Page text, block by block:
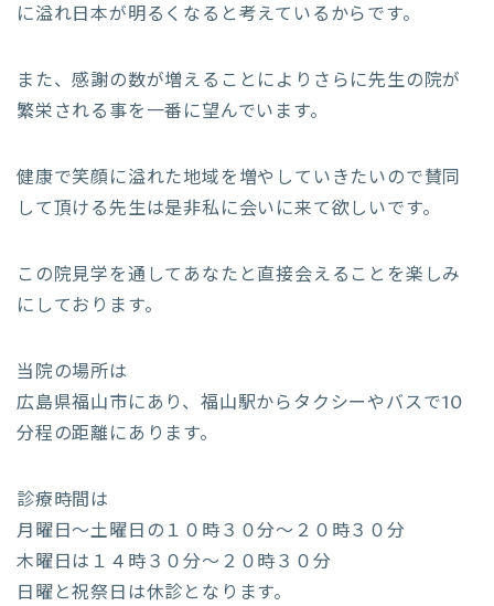
に溢れ日本が明るくなると考えているからです。
また、感謝の数が増えることによりさらに先生の院が
繁栄される事を一番に望んでいます。
健康で笑顔に溢れた地域を増やしていきたいので賛同
して頂ける先生は是非私に会いに来て欲しいです。
この院見学を通してあなたと直接会えることを楽しみ
にしております。
当院の場所は
広島県福山市にあり、福山駅からタクシーやバスで10
分程の距離にあります。
診療時間は
月曜日～土曜日の１０時３０分～２０時３０分
木曜日は１４時３０分～２０時３０分
日曜と祝祭日は休診となります。